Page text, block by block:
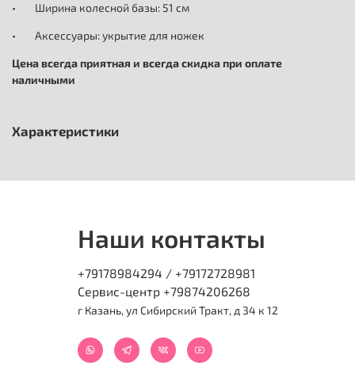
• Ширина колесной базы: 51 см
• Аксессуары: укрытие для ножек
Цена всегда приятная и всегда скидка при оплате
наличными
Характеристики
Наши контакты
+79178984294 / +79172728981
Сервис-центр +79874206268
г Казань, ул Сибирский Тракт, д 34 к 12